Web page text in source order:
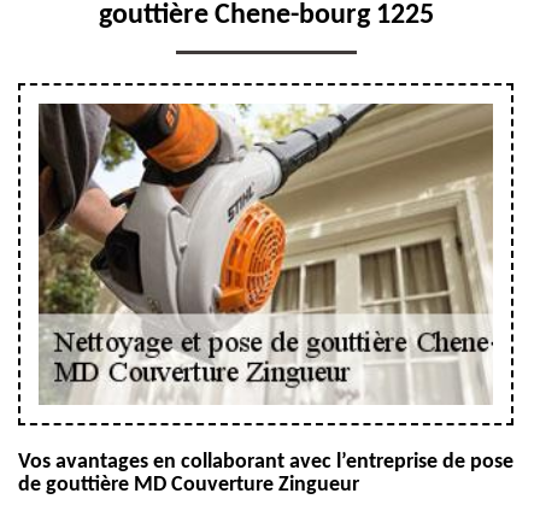
gouttière Chene-bourg 1225
Vos avantages en collaborant avec l’entreprise de pose
de gouttière MD Couverture Zingueur